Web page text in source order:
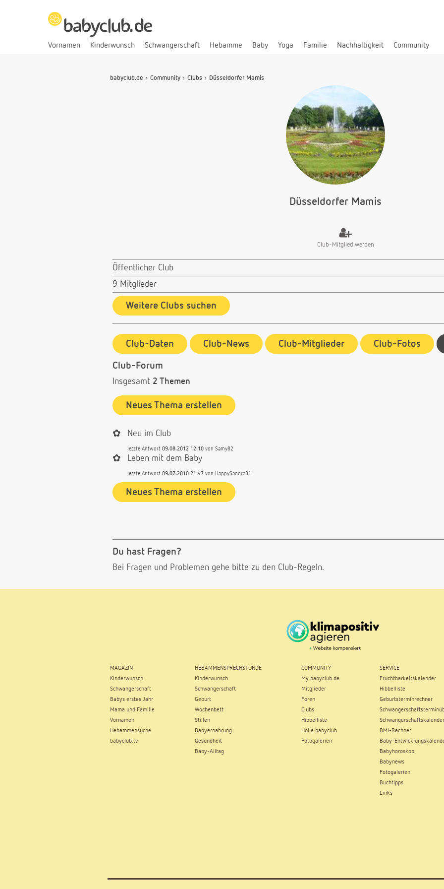
Vornamen Kinderwunsch Schwangerschaft Hebamme Baby Yoga Familie Nachhaltigkeit Community
babyclub.de Community Clubs Düsseldorfer Mamis
Düsseldorfer Mamis
Club-Mitglied werden
Öffentlicher Club
9 Mitglieder
Weitere Clubs suchen
Club-Daten Club-News Club-Mitglieder Club-Fotos
Club-Forum
Insgesamt 2 Themen
Neues Thema erstellen
✿ Neu im Club
letzte Antwort 09.08.2012 12:10 von Samy82
✿ Leben mit dem Baby
letzte Antwort 09.07.2010 21:47 von HappySandra81
Neues Thema erstellen
Du hast Fragen?
Bei Fragen und Problemen gehe bitte zu den Club-Regeln.
MAGAZIN
Kinderwunsch
Schwangerschaft
Babys erstes Jahr
Mama und Familie
Vornamen
Hebammensuche
babyclub.tv
HEBAMMENSPRECHSTUNDE
Kinderwunsch
Schwangerschaft
Geburt
Wochenbett
Stillen
Babyernährung
Gesundheit
Baby-Alltag
COMMUNITY
My babyclub.de
Mitglieder
Foren
Clubs
Hibbelliste
Holle babyclub
Fotogalerien
SERVICE
Fruchtbarkeitskalender
Hibbelliste
Geburtsterminrechner
Schwangerschaftskalender
BMI-Rechner
Baby-
Babyhoroskop
Babynews
Fotogalerien
Buchtipps
Links